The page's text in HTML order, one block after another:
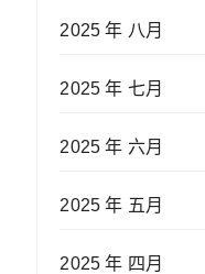
2025 年 八月
2025 年 七月
2025 年 六月
2025 年 五月
2025 年 四月